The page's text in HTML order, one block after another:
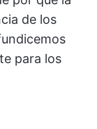
de los
para los